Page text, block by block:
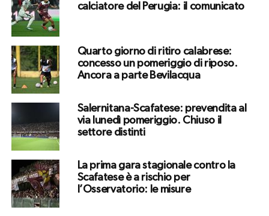
calciatore del Perugia: il comunicato
Quarto giorno di ritiro calabrese:
concesso un pomeriggio di riposo.
Ancora a parte Bevilacqua
Salernitana-Scafatese: prevendita al
via lunedì pomeriggio. Chiuso il
settore distinti
La prima gara stagionale contro la
Scafatese è a rischio per
l’Osservatorio: le misure